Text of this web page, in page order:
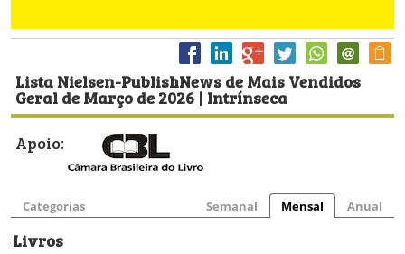
Lista Nielsen-PublishNews de Mais Vendidos
Geral de Março de 2026 | Intrínseca
Apoio:
Categorias Semanal Mensal Anual
Livros